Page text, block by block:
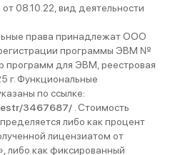
08.10.22, вид деятельности
права принадлежат ООО
регистрации программы ЭВМ №
программ для ЭВМ, реестровая
г. Функциональные
по ссылке:
3467687/ . Стоимость
либо как процент
лицензиатом от
либо как фиксированный